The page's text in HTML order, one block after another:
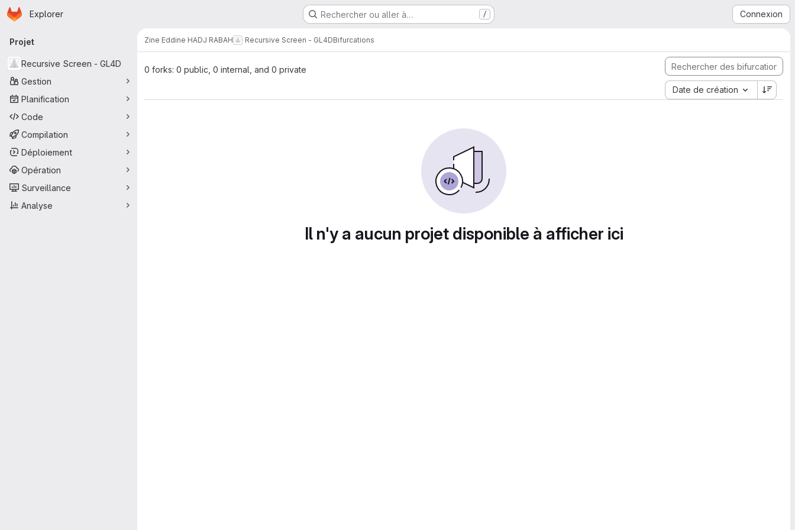
Passer au contenu principal
Page d'accueil
Explorer Rechercher ou aller à… / Connexion
Navigation principale
Projet
Recursive Screen - GL4D
Gestion
Planification
Code
Compilation
Déploiement
Opération
Surveillance
Analyse
Zine Eddine HADJ RABAH Recursive Screen - GL4DBifurcations
0 forks: 0 public, 0 internal, and 0 private
Date de création
Il n'y a aucun projet disponible à afficher ici